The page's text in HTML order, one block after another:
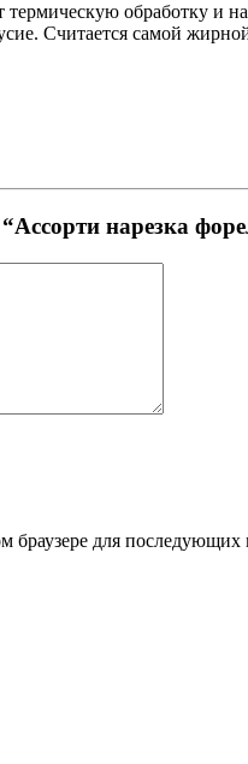
обработку и
Считается самой
нарезка
браузере для